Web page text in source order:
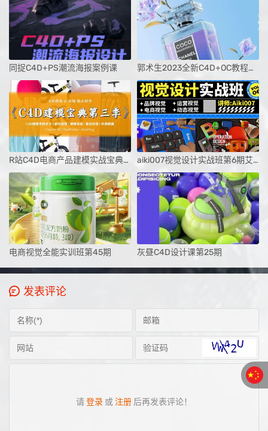
同捉C4D+PS潮流海报案例课 郭术生2023全新C4D+OC教程光影质感与美学
R站C4D电商产品建模实战宝典第三季 aiki007视觉设计实战班第6期艾琦
电商视觉全能实训班第45期 灰昼C4D设计课第25期
发表评论
请登录 或 注册 后再发表评论！